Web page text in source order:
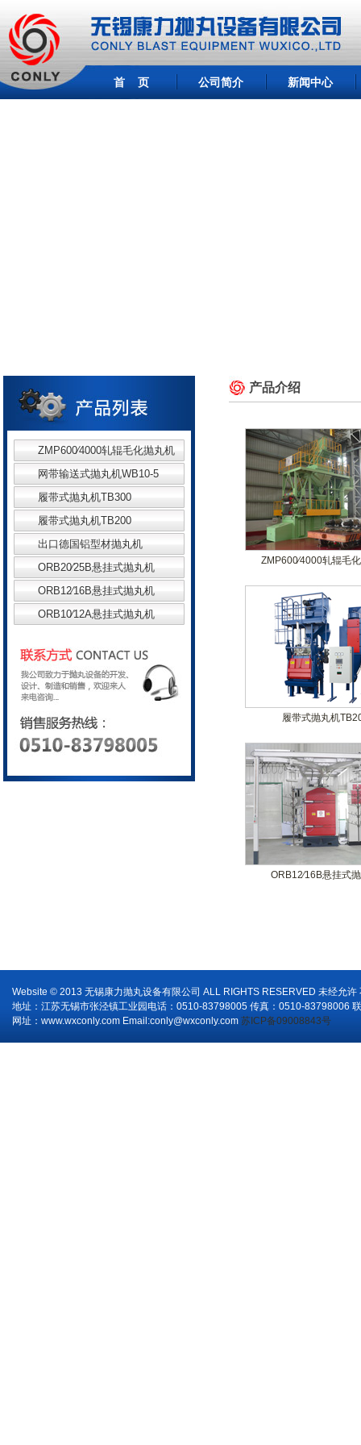
首 页 公司简介 新闻中心
ZMP600∕4000轧辊毛化抛丸机
网带输送式抛丸机WB10-5
履带式抛丸机TB300
履带式抛丸机TB200
出口德国铝型材抛丸机
ORB20∕25B悬挂式抛丸机
ORB12∕16B悬挂式抛丸机
ORB10∕12A悬挂式抛丸机
产品介绍
ZMP600∕4000轧辊毛
履带式抛丸机
ORB12∕16B悬挂式
Website © 2013 无锡康力抛丸设备有限公司 ALL RIGHTS RESERVED 未经允许
地址：江苏无锡市张泾镇工业园电话：0510-83798005 传真：0510-83798006
网址：www.wxconly.com Email:conly@wxconly.com 苏ICP备09008843号